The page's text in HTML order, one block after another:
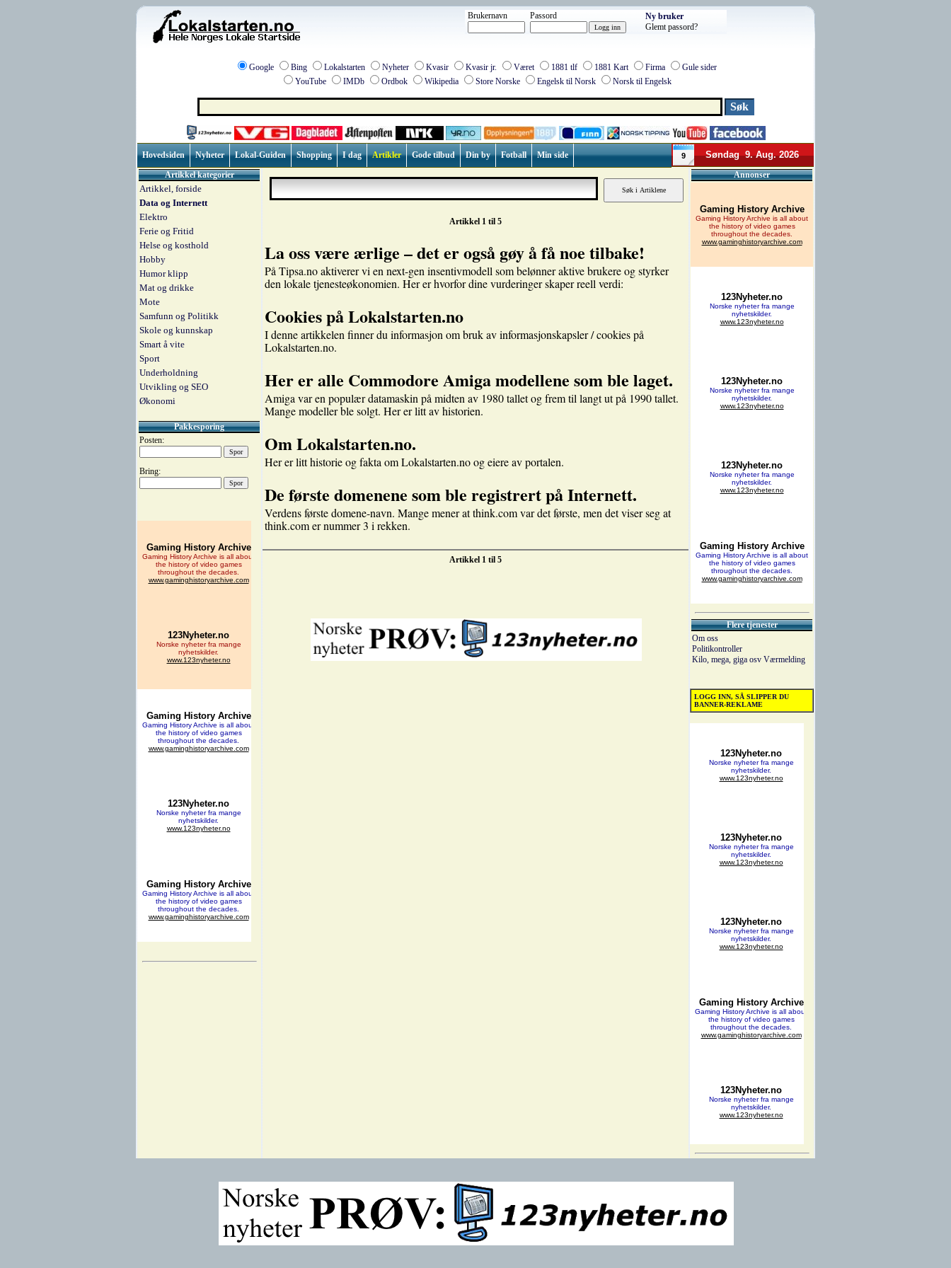
Brukernavn Passord
Ny bruker
Glemt passord?
Google Bing Lokalstarten Nyheter Kvasir Kvasir jr. Været 1881 tlf 1881 Kart Firma
Gule sider
YouTube
IMDb Ordbok Wikipedia Store Norske Engelsk til Norsk Norsk til Engelsk
Hovedsiden Nyheter Lokal-Guiden Shopping I dag Artikler Gode tilbud Din by Fotball Min side 9 Søndag 9. Aug. 2026
Artikkel kategorier
Artikkel, forside
Data og Internett
Elektro
Ferie og Fritid
Helse og kosthold
Hobby
Humor klipp
Mat og drikke
Mote
Samfunn og Politikk
Skole og kunnskap
Smart å vite
Sport
Underholdning
Utvikling og SEO
Økonomi
Pakkesporing
Posten:
Bring:
Artikkel 1 til 5
La oss være ærlige – det er også gøy å få noe tilbake!
På Tipsa.no aktiverer vi en next-gen insentivmodell som belønner aktive brukere og styrker
den lokale tjenesteøkonomien. Her er hvorfor dine vurderinger skaper reell verdi:
Cookies på Lokalstarten.no
I denne artikkelen finner du informasjon om bruk av informasjonskapsler / cookies på
Lokalstarten.no.
Her er alle Commodore Amiga modellene som ble laget.
Amiga var en populær datamaskin på midten av 1980 tallet og frem til langt ut på 1990 tallet.
Mange modeller ble solgt. Her er litt av historien.
Om Lokalstarten.no.
Her er litt historie og fakta om Lokalstarten.no og eiere av portalen.
De første domenene som ble registrert på Internett.
Verdens første domene-navn. Mange mener at think.com var det første, men det viser seg at
think.com er nummer 3 i rekken.
Artikkel 1 til 5
Annonser
Flere tjenester
Om oss
Politikontroller
Kilo, mega, giga osv Værmelding
LOGG INN, SÅ SLIPPER DU
BANNER-REKLAME